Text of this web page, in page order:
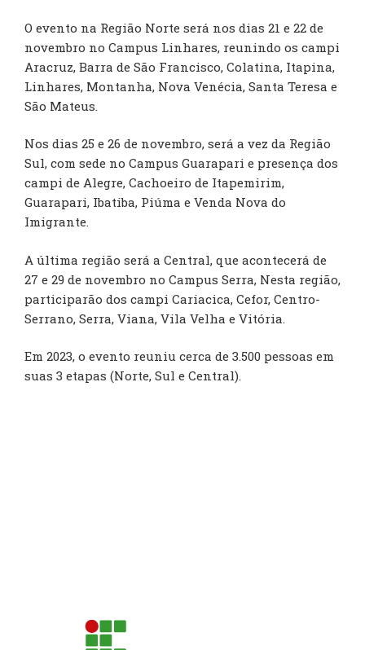
O evento na Região Norte será nos dias 21 e 22 de
novembro no Campus Linhares, reunindo os campi
Aracruz, Barra de São Francisco, Colatina, Itapina,
Linhares, Montanha, Nova Venécia, Santa Teresa e
São Mateus.
Nos dias 25 e 26 de novembro, será a vez da Região
Sul, com sede no Campus Guarapari e presença dos
campi de Alegre, Cachoeiro de Itapemirim,
Guarapari, Ibatiba, Piúma e Venda Nova do
Imigrante.
A última região será a Central, que acontecerá de
27 e 29 de novembro no Campus Serra, Nesta região,
participarão dos campi Cariacica, Cefor, Centro-
Serrano, Serra, Viana, Vila Velha e Vitória.
Em 2023, o evento reuniu cerca de 3.500 pessoas em
suas 3 etapas (Norte, Sul e Central).